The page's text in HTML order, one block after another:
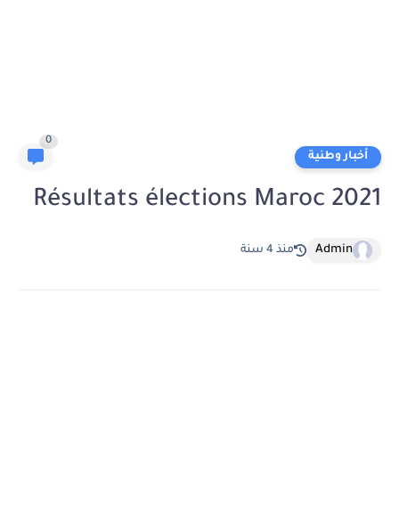
أخبار وطنية
0
Résultats élections Maroc 2021
Admin منذ 4 سنة